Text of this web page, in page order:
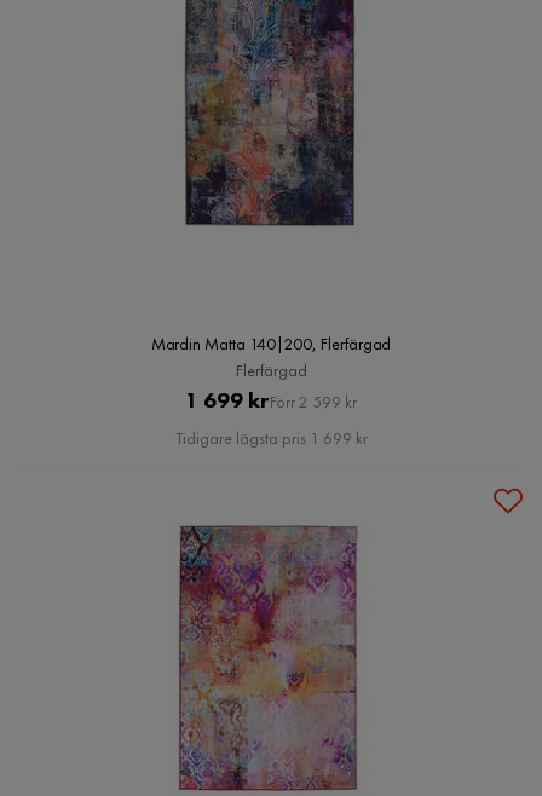
Mardin Matta 140|200, Flerfärgad
Flerfärgad
Pris
1 699 krOriginal
Pris
Förr 2 599 kr
Tidigare lägsta pris 1 699 kr